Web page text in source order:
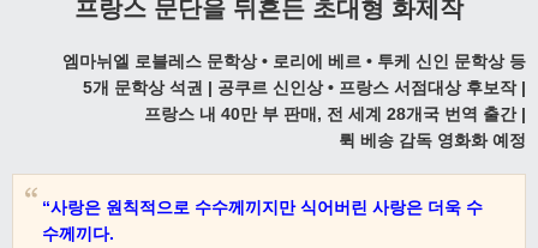
프랑스 문단을 뒤흔든 초대형 화제작
엠마뉘엘 로블레스 문학상 • 로리에 베르 • 투케 신인 문학상 등
5개 문학상 석권 | 공쿠르 신인상 • 프랑스 서점대상 후보작 |
프랑스 내 40만 부 판매, 전 세계 28개국 번역 출간 |
뤽 베송 감독 영화화 예정
“사랑은 원칙적으로 수수께끼지만 식어버린 사랑은 더욱 수
수께끼다.